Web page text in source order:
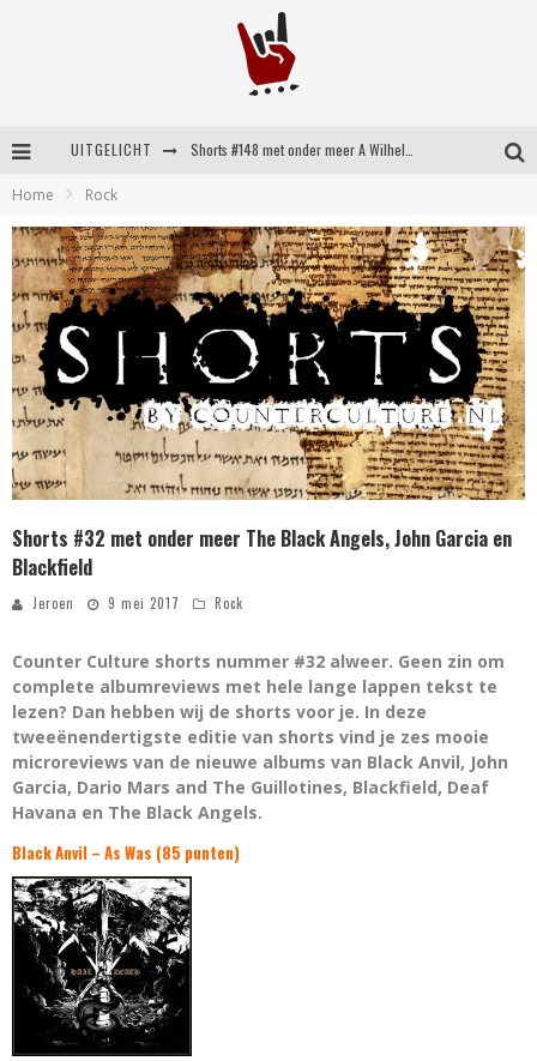
UITGELICHT
Shorts #149 met onder meer No Cure, Eva Under Fire, The Hu en Sleeping With Sirens
Home Rock
Shorts #32 met onder meer The Black Angels, John Garcia en
Blackfield
Jeroen 9 mei 2017 Rock
Counter Culture shorts nummer #32 alweer. Geen zin om
complete albumreviews met hele lange lappen tekst te
lezen? Dan hebben wij de shorts voor je. In deze
tweeënendertigste editie van shorts vind je zes mooie
microreviews van de nieuwe albums van Black Anvil, John
Garcia, Dario Mars and The Guillotines, Blackfield, Deaf
Havana en The Black Angels.
Black Anvil – As Was (85 punten)